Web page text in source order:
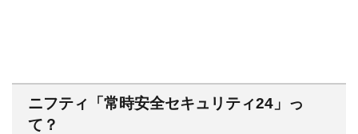
ニフティ「常時安全セキュリティ24」っ
て？